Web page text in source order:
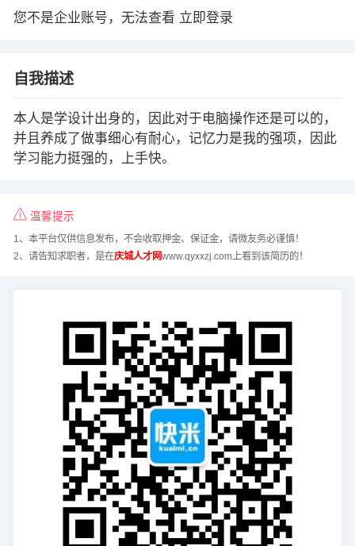
您不是企业账号，无法查看 立即登录
自我描述
本人是学设计出身的，因此对于电脑操作还是可以的，
并且养成了做事细心有耐心，记忆力是我的强项，因此
学习能力挺强的，上手快。
温馨提示
1、本平台仅供信息发布，不会收取押金、保证金，请微友务必谨慎！
2、请告知求职者，是在庆城人才网www.qyxxzj.com上看到该简历的！